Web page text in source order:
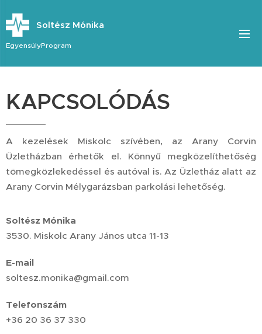
Soltész Mónika
EgyensúlyProgram
KAPCSOLÓDÁS
A kezelések Miskolc szívében, az Arany Corvin
Üzletházban érhetők el. Könnyű megközelíthetőség
tömegközlekedéssel és autóval is. Az Üzletház alatt az
Arany Corvin Mélygarázsban parkolási lehetőség.
Soltész Mónika
3530. Miskolc Arany János utca 11-13
E-mail
soltesz.monika@gmail.com
Telefonszám
+36 20 36 37 330